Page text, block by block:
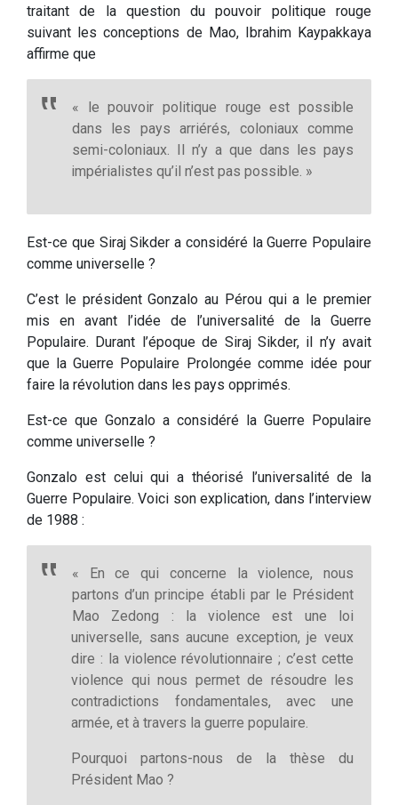
traitant de la question du pouvoir politique rouge
suivant les conceptions de Mao, Ibrahim Kaypakkaya
affirme que
« le pouvoir politique rouge est possible
dans les pays arriérés, coloniaux comme
semi-coloniaux. Il n’y a que dans les pays
impérialistes qu’il n’est pas possible. »
Est-ce que Siraj Sikder a considéré la Guerre Populaire
comme universelle ?
C’est le président Gonzalo au Pérou qui a le premier
mis en avant l’idée de l’universalité de la Guerre
Populaire. Durant l’époque de Siraj Sikder, il n’y avait
que la Guerre Populaire Prolongée comme idée pour
faire la révolution dans les pays opprimés.
Est-ce que Gonzalo a considéré la Guerre Populaire
comme universelle ?
Gonzalo est celui qui a théorisé l’universalité de la
Guerre Populaire. Voici son explication, dans l’interview
de 1988 :
« En ce qui concerne la violence, nous
partons d’un principe établi par le Président
Mao Zedong : la violence est une loi
universelle, sans aucune exception, je veux
dire : la violence révolutionnaire ; c’est cette
violence qui nous permet de résoudre les
contradictions fondamentales, avec une
armée, et à travers la guerre populaire.
Pourquoi partons-nous de la thèse du
Président Mao ?